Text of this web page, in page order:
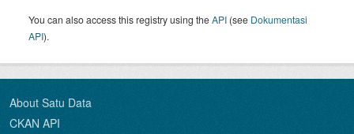
You can also access this registry using theAPI (see Dokumentasi
API).
About Satu Data
CKAN API